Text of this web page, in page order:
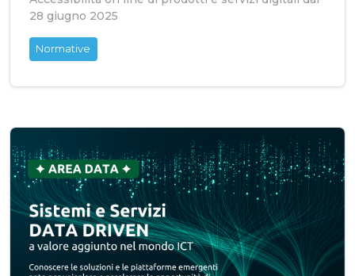
28 giugno 2025
Normative